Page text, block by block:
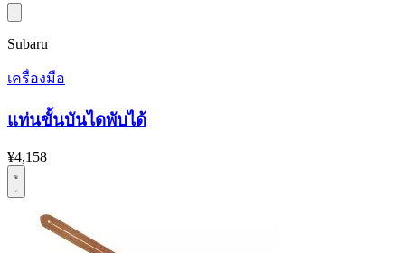
Subaru
เครื่องมือ
แท่นขั้นบันไดพับได้
¥4,158